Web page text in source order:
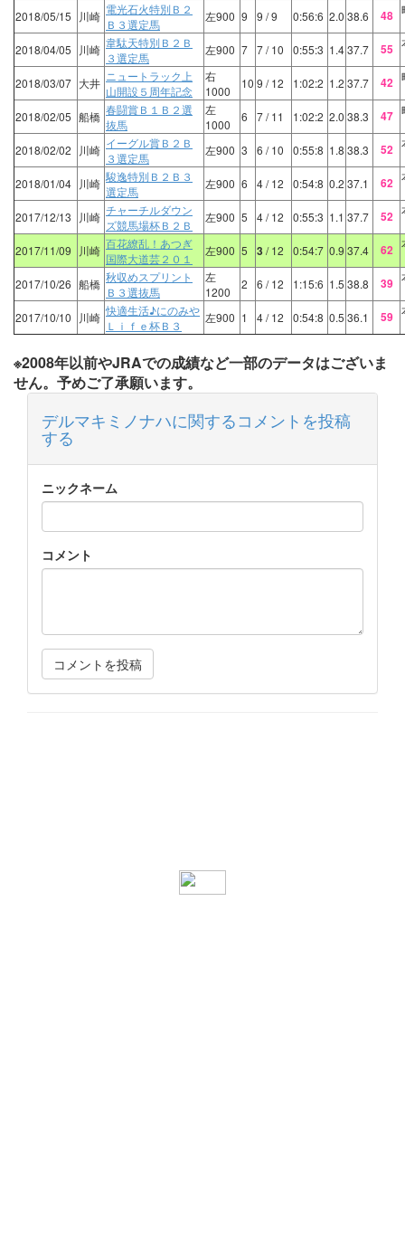
2018/05/15
川崎 電光石火特別Ｂ２
Ｂ３選定馬
左900 9 9 / 9 0:56:6 2.0 38.6 48
2018/04/05
川崎 韋駄天特別Ｂ２Ｂ
３選定馬
左900 7 7/ 10 0:55:3 1.437.7 55
2018/03/07 大井 ニュートラック上
山開設５周年記念
右
1000
10 9 / 12 1:02:2 1.2 37.7 42
2018/02/05 船橋 春闘賞Ｂ１Ｂ２選
抜馬
左
1000
6 7/ 11 1:02:2 2.0 38.3 47
2018/02/02
川崎 イーグル賞Ｂ２Ｂ
３選定馬
左900 3 6 / 10 0:55:8 1.8 38.3 52
2018/01/04 川崎 駿逸特別Ｂ２Ｂ３
選定馬
左900 6 4/ 12 0:54:8 0.2 37.1 62
2017/12/13
川崎 チャーチルダウン
ズ競馬場杯Ｂ２Ｂ
左900 5 4/ 12 0:55:3 1.1 37.7 52
2017/11/09
川崎 百花繚乱！あつぎ
国際大道芸２０１
左900 5 3/ 12 0:54:7 0.9 37.4 62
2017/10/26 船橋 秋収めスプリント
Ｂ３選抜馬
左
1200
2 6 / 12 1:15:6 1.5 38.8 39
2017/10/10
川崎 快適生活♪にのみや
Ｌｉｆｅ杯Ｂ３
左900 1 4/ 12 0:54:8 0.5 36.1 59
※2008年以前やJRAでの成績など一部のデータはございま
せん。予めご了承願います。
デルマキミノナハに関するコメントを投稿
する
ニックネーム
コメント